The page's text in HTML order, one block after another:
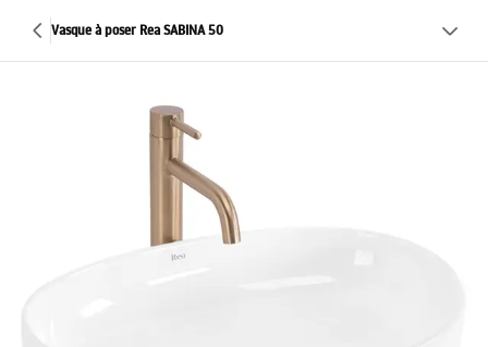
Vasque à poser Rea SABINA 50